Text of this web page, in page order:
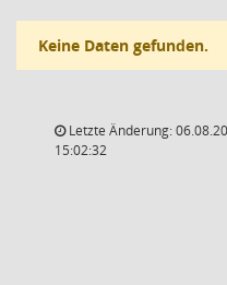
Keine Daten gefunden.
Letzte Änderung:
15:02:32